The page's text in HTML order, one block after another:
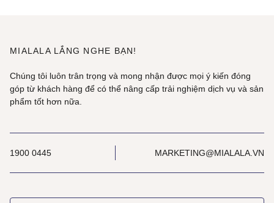
MIALALA LẮNG NGHE BẠN!
Chúng tôi luôn trân trọng và mong nhận được mọi ý kiến đóng
góp từ khách hàng để có thể nâng cấp trải nghiệm dịch vụ và sản
phẩm tốt hơn nữa.
1900 0445 MARKETING@MIALALA.VN